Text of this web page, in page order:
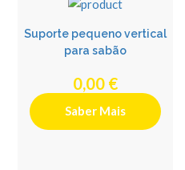
Suporte pequeno vertical
para sabão
0,00 €
Saber Mais